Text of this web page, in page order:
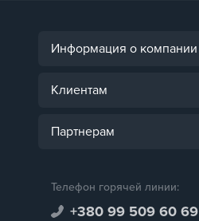
Информация о компании
Клиентам
Партнерам
Телефон горячей линии:
+380 99 509 60 69